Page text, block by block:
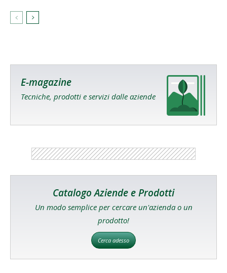
E-magazine
Tecniche, prodotti e servizi dalle aziende
Catalogo Aziende e Prodotti
Un modo semplice per cercare un'azienda o un
prodotto!
Cerca adesso